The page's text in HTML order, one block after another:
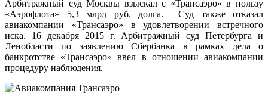
Арбитражный суд Москвы взыскал с «Трансаэро» в пользу
«Аэрофлота» 5,3 млрд руб. долга. Суд также отказал
авиакомпании «Трансаэро» в удовлетворении встречного
иска. 16 декабря 2015 г. Арбитражный суд Петербурга и
Ленобласти по заявлению Сбербанка в рамках дела о
банкротстве «Трансаэро» ввел в отношении авиакомпании
процедуру наблюдения.